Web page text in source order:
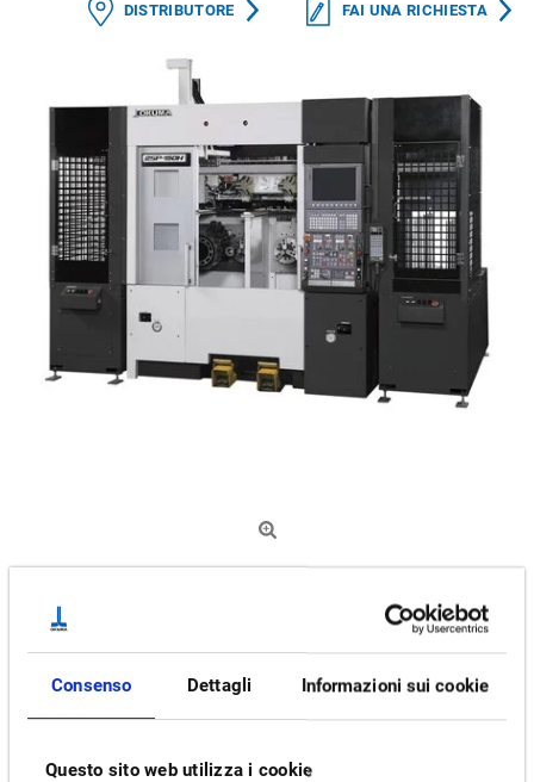
Consenso Dettagli Informazioni sui cookie
Questo sito web utilizza i cookie
DISTRIBUTORE FAI UNA RICHIESTA
Significativa riduzione del tempo di ciclo per i pezzi da
dell'industria automobilistica: gli innovativi doppi mandrini
frontali rendono la serie 2SP-H il tornio di più semplice
utilizzo per l'automazione. Su un'unica macchina è possibile